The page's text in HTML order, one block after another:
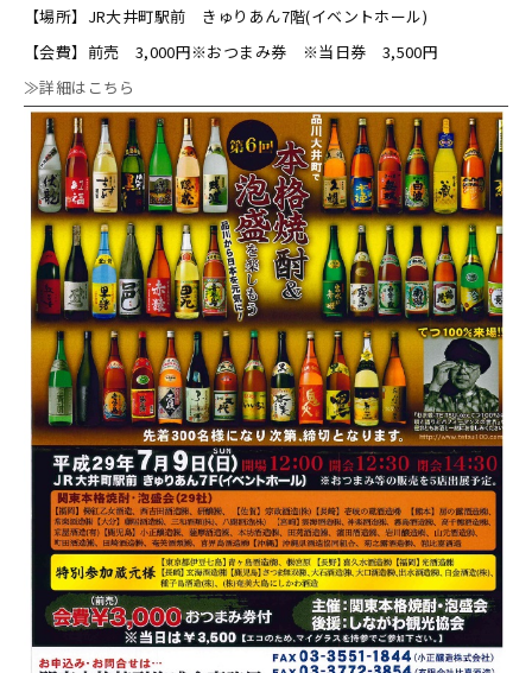
【場所】JR大井町駅前 きゅりあん7階(イベントホール)
【会費】前売 3,000円※おつまみ券 ※当日券 3,500円
≫詳細はこちら